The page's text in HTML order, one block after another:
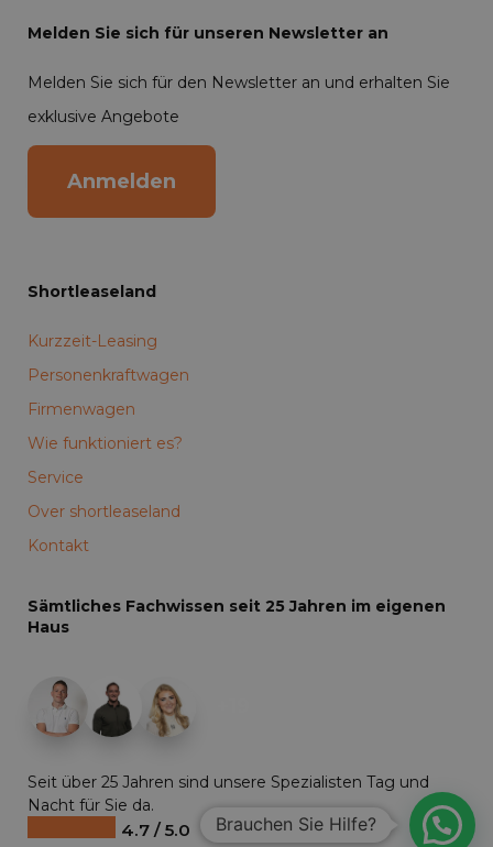
Melden Sie sich für unseren Newsletter an
Melden Sie sich für den Newsletter an und erhalten Sie
exklusive Angebote
Anmelden
Shortleaseland
Kurzzeit-Leasing
Personenkraftwagen
Firmenwagen
Wie funktioniert es?
Service
Over shortleaseland
Kontakt
Sämtliches Fachwissen seit 25 Jahren im eigenen
Haus
Seit über 25 Jahren sind unsere Spezialisten Tag und
Nacht für Sie da.
4.7 / 5.0 Brauchen Sie Hilfe?